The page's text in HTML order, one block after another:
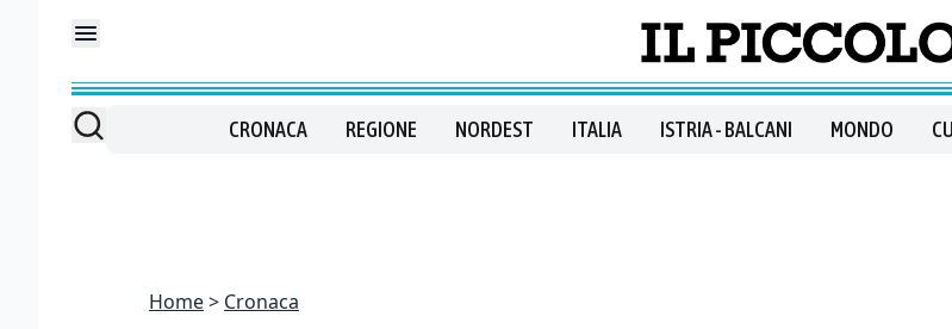
CRONACA REGIONE NORDEST ITALIA ISTRIA - BALCANI MONDO
Home Cronaca